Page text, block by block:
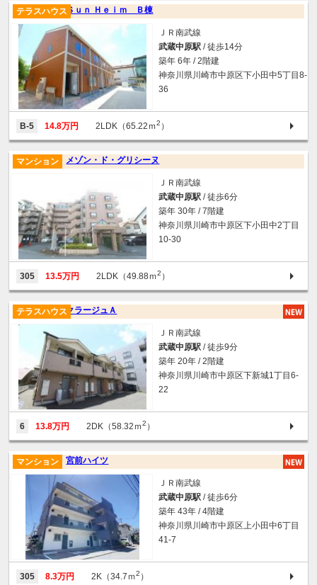
Ｓｕｎ Ｈｅｉｍ Ｂ棟
テラスハウス
ＪＲ南武線
武蔵中原駅 / 徒歩14分
築年 6年 / 2階建
神奈川県川崎市中原区下小田中5丁目8-
36
B-5 14.8万円 2LDK（65.22ｍ2 ）
メゾン・ド・グリシーヌ
マンション
ＪＲ南武線
武蔵中原駅 / 徒歩6分
築年 30年 / 7階建
神奈川県川崎市中原区下小田中2丁目
10-30
305 13.5万円 2LDK（49.88ｍ2 ）
クラージュＡ
テラスハウス
ＪＲ南武線
武蔵中原駅 / 徒歩9分
築年 20年 / 2階建
神奈川県川崎市中原区下新城1丁目6-
22
6 13.8万円 2DK（58.32ｍ2 ）
宮前ハイツ
マンション
ＪＲ南武線
武蔵中原駅 / 徒歩6分
築年 43年 / 4階建
神奈川県川崎市中原区上小田中6丁目
41-7
305 8.3万円 2K（34.7ｍ2 ）